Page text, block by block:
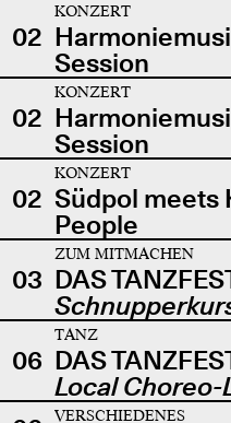
02
KONZERT
Session
02
KONZERT
Session
02
KONZERT
Südpol meets
People
03
ZUM MITMACHEN
DAS
06
TANZ
DAS
Local Choreo-
VERSCHIEDENES